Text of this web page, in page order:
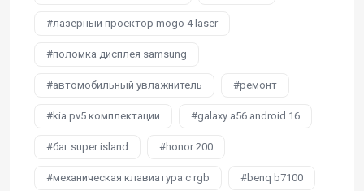
лазерный проектор mogo 4 laser
поломка дисплея samsung
автомобильный увлажнитель ремонт
kia pv5 комплектации galaxy a56 android 16
баг super island honor 200
механическая клавиатура с rgb benq b7100